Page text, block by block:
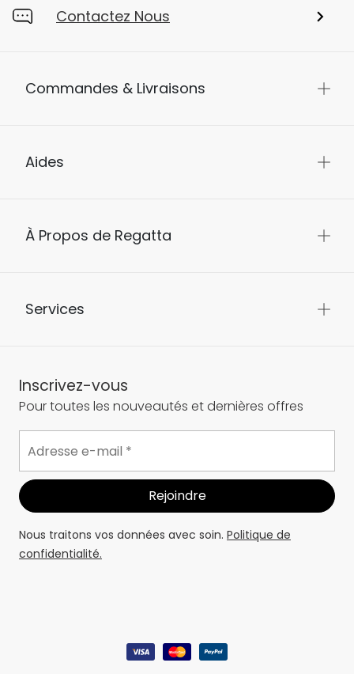
Contactez Nous
Commandes & Livraisons
Aides
À Propos de Regatta
Services
Inscrivez-vous
Pour toutes les nouveautés et dernières offres
Nous traitons vos données avec soin. Politique de
confidentialité.